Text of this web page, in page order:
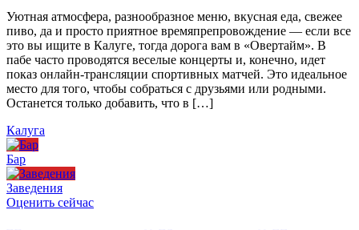
Уютная атмосфера, разнообразное меню, вкусная еда, свежее
пиво, да и просто приятное времяпрепровождение — если все
это вы ищите в Калуге, тогда дорога вам в «Овертайм». В
пабе часто проводятся веселые концерты и, конечно, идет
показ онлайн-трансляции спортивных матчей. Это идеальное
место для того, чтобы собраться с друзьями или родными.
Останется только добавить, что в […]
Калуга
Бар
Заведения
Оценить сейчас